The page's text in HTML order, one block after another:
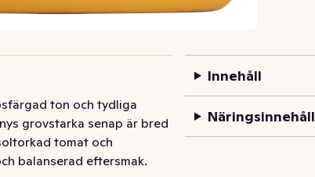
ton och tydliga
grovstarka senap är bred
tomat och
balanserad eftersmak.
Innehåll
Näringsinnehåll